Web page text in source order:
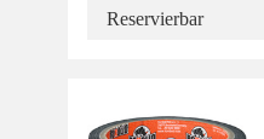
Reservierbar